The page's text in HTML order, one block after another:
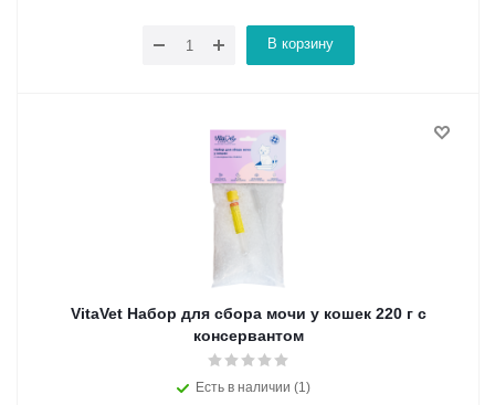
В корзину
VitaVet Набор для сбора мочи у кошек 220 г с
консервантом
Есть в наличии (1)